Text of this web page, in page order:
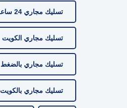
تسليك مجاري 24 ساعة
تسليك مجاري الكويت
تسليك مجاري بالضغط
تسليك مجاري بالكويت